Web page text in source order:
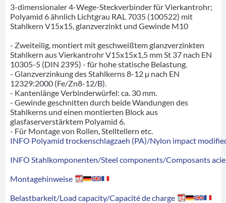
3-dimensionaler 4-Wege-Steckverbinder für Vierkantrohr;
Polyamid 6 ähnlich Lichtgrau RAL 7035 (100522) mit
Stahlkern V15x15, glanzverzinkt und Gewinde M10
- Zweiteilig, montiert mit geschweißtem glanzverzinkten
Stahlkern aus Vierkantrohr V15x15x1,5 mm St 37 nach EN
10305-5 (DIN 2395) - für hohe statische Belastung.
- Glanzverzinkung des Stahlkerns 8-12 µ nach EN
12329:2000 (Fe/Zn8-12/B).
- Kantenlänge Verbinderwürfel: ca. 30 mm.
- Gewinde geschnitten durch beide Wandungen des
Stahlkerns und einen montierten Block aus
glasfaserverstärktem Polyamid 6.
- Für Montage von Rollen, Stelltellern etc.
INFO Polyamid trockenschlagzaeh (PA)/Nylon impact
INFO Stahlkomponenten/Steel components/Composants
Montagehinweise
Belastbarkeit/Load capacity/Capacité de charge